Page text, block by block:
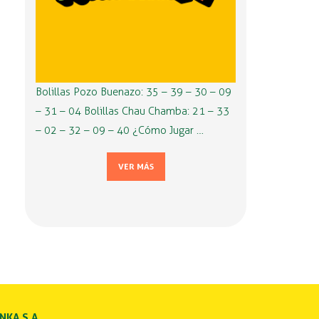
Bolillas Pozo Buenazo: 35 – 39 – 30 – 09
– 31 – 04 Bolillas Chau Chamba: 21 – 33
– 02 – 32 – 09 – 40 ¿Cómo Jugar …
VER MÁS